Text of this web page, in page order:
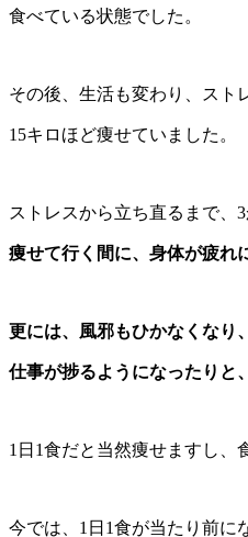
食べている状態でした。
その後、生活も変わり、スト
15キロほど痩せていました。
ストレスから立ち直るまで、
痩せて行く間に、身体が疲れ
更には、風邪もひかなくなり
仕事が捗るようになったりと
1日1食だと当然痩せますし、
今では、1日1食が当たり前に